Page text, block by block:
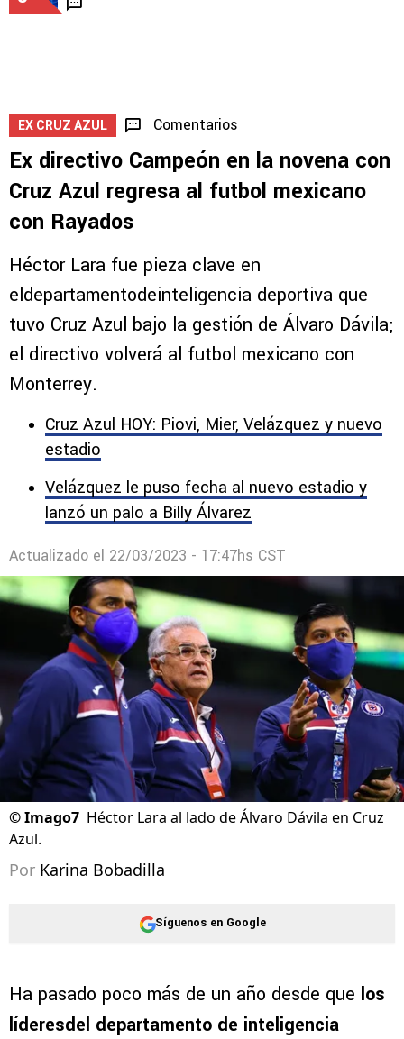
EX CRUZ AZUL Comentarios
Ex directivo Campeón en la novena con
Cruz Azul regresa al futbol mexicano
con Rayados
Héctor Lara fue pieza clave en
eldepartamentodeinteligencia deportiva que
tuvo Cruz Azul bajo la gestión de Álvaro Dávila;
el directivo volverá al futbol mexicano con
Monterrey.
Cruz Azul HOY: Piovi, Mier, Velázquez y nuevo
estadio
Velázquez le puso fecha al nuevo estadio y
lanzó un palo a Billy Álvarez
Actualizado el 22/03/2023 - 17:47hs CST
©Imago7 Héctor Lara al lado de Álvaro Dávila en Cruz
Azul.
Por Karina Bobadilla
Síguenos en Google
Ha pasado poco más de un año desde que los
líderesdel departamento de inteligencia